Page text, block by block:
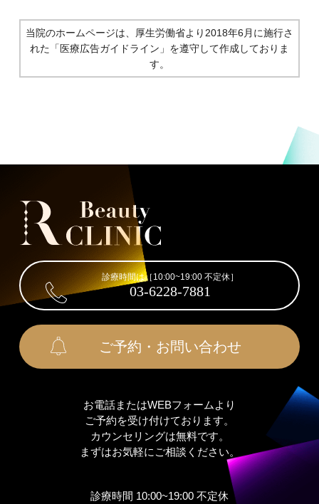
当院のホームページは、厚生労働省より2018年6月に施行さ
れた 「医療広告ガイドライン」を遵守して作成しておりま
す。
診療時間は［10:00~19:00 不定休］
03-6228-7881
ご予約・お問い合わせ
お電話またはWEBフォームより
ご予約を受け付けております。
カウンセリングは無料です。
まずはお気軽にご相談ください。
診療時間 10:00~19:00 不定休